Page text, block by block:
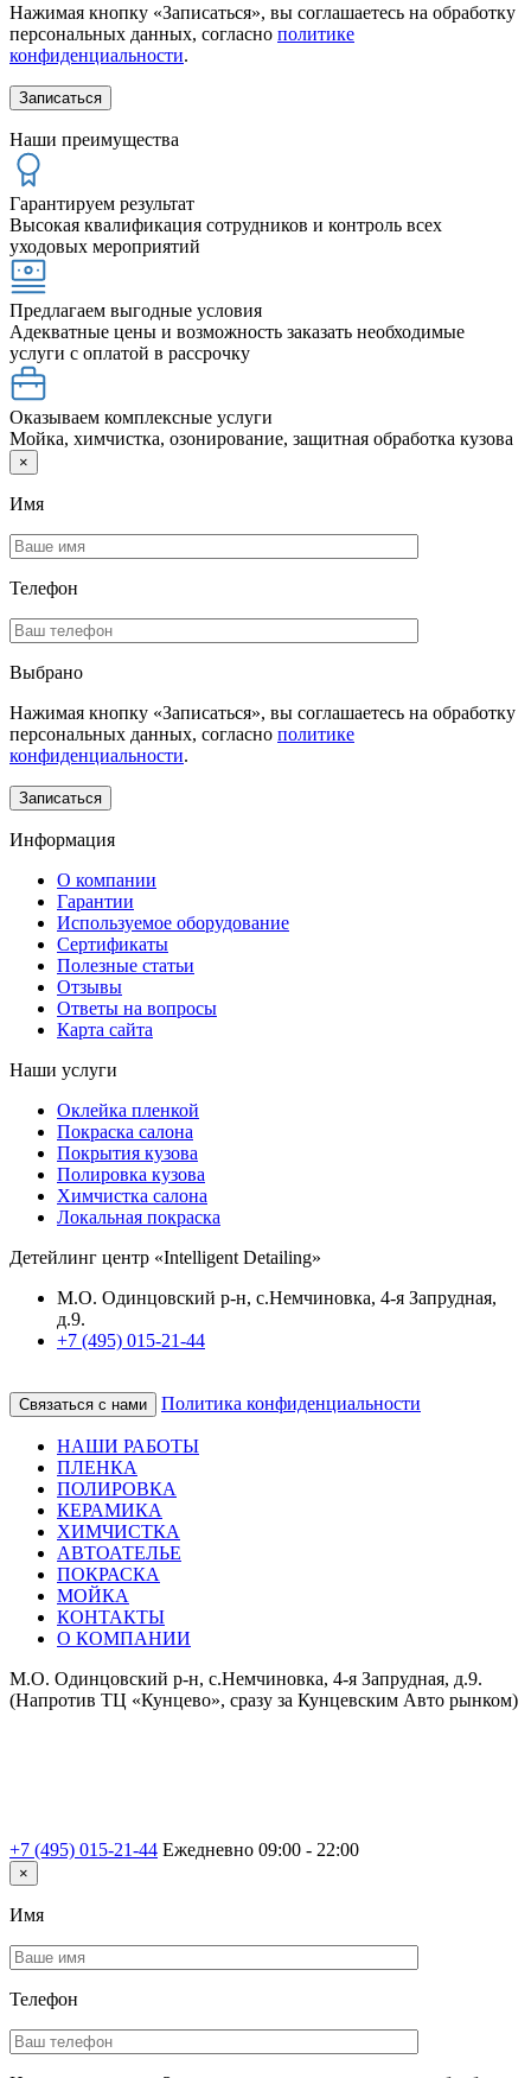
Нажимая кнопку «Записаться», вы соглашаетесь на обработку
персональных данных, согласно политике
конфиденциальности.
Наши преимущества
Гарантируем результат
Высокая квалификация сотрудников и контроль всех
уходовых мероприятий
Предлагаем выгодные условия
Адекватные цены и возможность заказать необходимые
услуги с оплатой в рассрочку
Оказываем комплексные услуги
Мойка, химчистка, озонирование, защитная обработка кузова
×
Имя
Телефон
Выбрано
Нажимая кнопку «Записаться», вы соглашаетесь на обработку
персональных данных, согласно политике
конфиденциальности.
Информация
О компании
Гарантии
Используемое оборудование
Сертификаты
Полезные статьи
Отзывы
Ответы на вопросы
Карта сайта
Наши услуги
Оклейка пленкой
Покраска салона
Покрытия кузова
Полировка кузова
Химчистка салона
Локальная покраска
Детейлинг центр «Intelligent Detailing»
М.О. Одинцовский р-н, с.Немчиновка, 4-я Запрудная,
д.9.
+7 (495) 015-21-44
Связаться с нами Политика конфиденциальности
НАШИ РАБОТЫ
ПЛЕНКА
ПОЛИРОВКА
КЕРАМИКА
ХИМЧИСТКА
АВТОАТЕЛЬЕ
ПОКРАСКА
МОЙКА
КОНТАКТЫ
О КОМПАНИИ
М.О. Одинцовский р-н, с.Немчиновка, 4-я Запрудная, д.9.
(Напротив ТЦ «Кунцево», сразу за Кунцевским Авто рынком)
+7 (495) 015-21-44 Ежедневно 09:00 - 22:00
×
Имя
Телефон